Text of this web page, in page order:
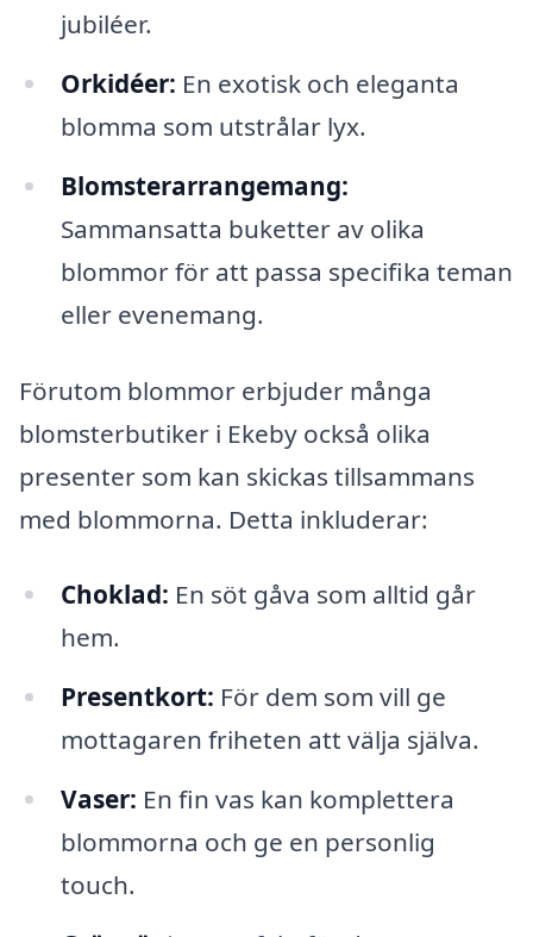
jubiléer.
Orkidéer: En exotisk och eleganta
blomma som utstrålar lyx.
Blomsterarrangemang:
Sammansatta buketter av olika
blommor för att passa specifika teman
eller evenemang.
Förutom blommor erbjuder många
blomsterbutiker i Ekeby också olika
presenter som kan skickas tillsammans
med blommorna. Detta inkluderar:
Choklad: En söt gåva som alltid går
hem.
Presentkort: För dem som vill ge
mottagaren friheten att välja själva.
Vaser: En fin vas kan komplettera
blommorna och ge en personlig
touch.